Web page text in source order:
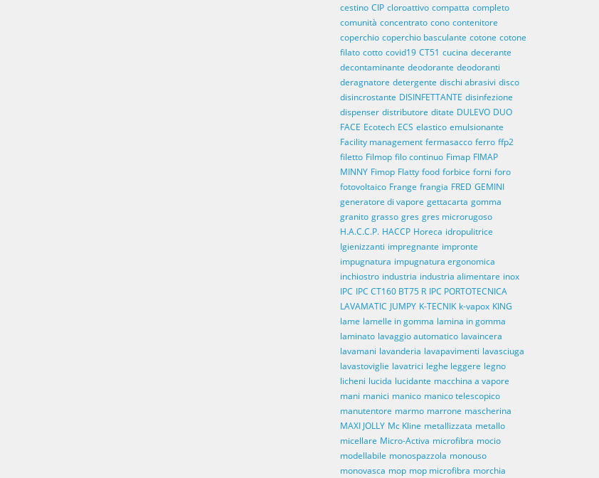
cestino CIP cloroattivo compatta completo
comunità concentrato cono contenitore
coperchio coperchio basculante cotone cotone
filato cotto covid19 CT51 cucina decerante
decontaminante deodorante deodoranti
deragnatore detergente dischi abrasivi disco
disincrostante DISINFETTANTE disinfezione
dispenser distributore ditate DULEVO DUO
FACE Ecotech ECS elastico emulsionante
Facility management fermasacco ferro ffp2
filetto Filmop filo continuo Fimap FIMAP
MINNY Fimop Flatty food forbice forni foro
fotovoltaico Frange frangia FRED GEMINI
generatore di vapore gettacarta gomma
granito grasso gres gres microrugoso
H.A.C.C.P. HACCP Horeca idropulitrice
Igienizzanti impregnante impronte
impugnatura impugnatura ergonomica
inchiostro industria industria alimentare inox
IPC IPC CT160 BT75 R IPC PORTOTECNICA
LAVAMATIC JUMPY K-TECNIK k-vapox KING
lame lamelle in gomma lamina in gomma
laminato lavaggio automatico lavaincera
lavamani lavanderia lavapavimenti lavasciuga
lavastoviglie lavatrici leghe leggere legno
licheni lucida lucidante macchina a vapore
mani manici manico manico telescopico
manutentore marmo marrone mascherina
MAXI JOLLY Mc Kline metallizzata metallo
micellare Micro-Activa microfibra mocio
modellabile monospazzola monouso
monovasca mop mop microfibra morchia